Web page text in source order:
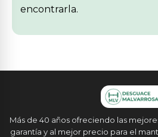
encontrarla.
Más de 40 años ofreciendo las
garantía y al mejor precio para el